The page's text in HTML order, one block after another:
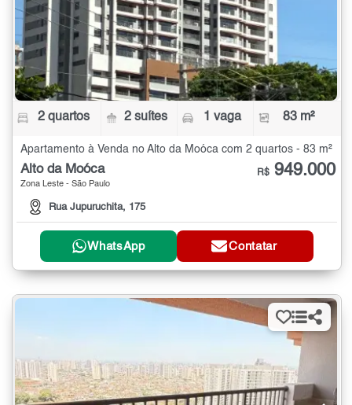
2 quartos 2 suítes 1 vaga 83 m²
Apartamento à Venda no Alto da Moóca com 2 quartos - 83 m²
Alto da Moóca
Zona Leste - São Paulo
Rua Jupuruchita, 175
R$ 949.000
WhatsApp Contatar